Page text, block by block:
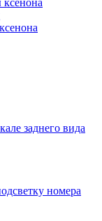
заднего вида
номера